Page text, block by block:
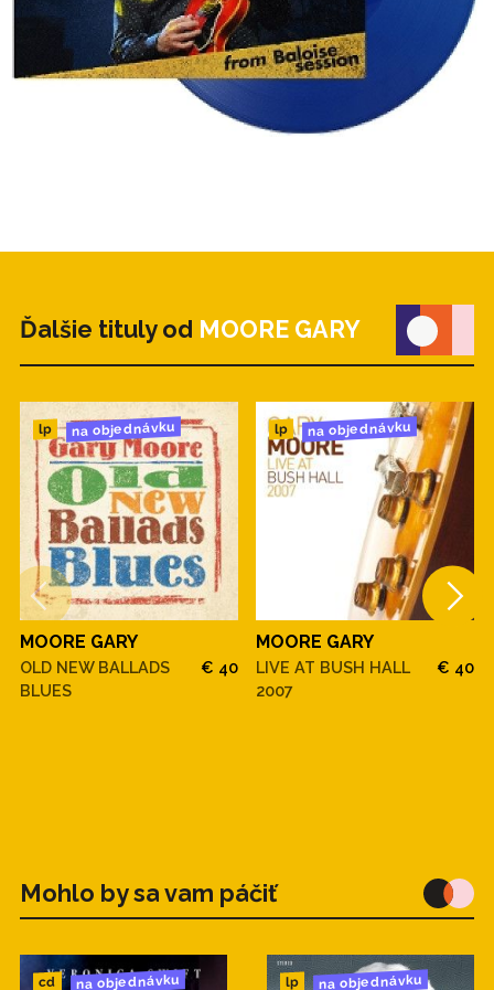
Ďalšie tituly od MOORE GARY
lp na objednávku
MOORE GARY
OLD NEW BALLADS
BLUES
€ 40
lp na objednávku
MOORE GARY
LIVE AT BUSH HALL
2007
€ 40
Mohlo by sa vam páčiť
cd na objednávku lp na objednávku